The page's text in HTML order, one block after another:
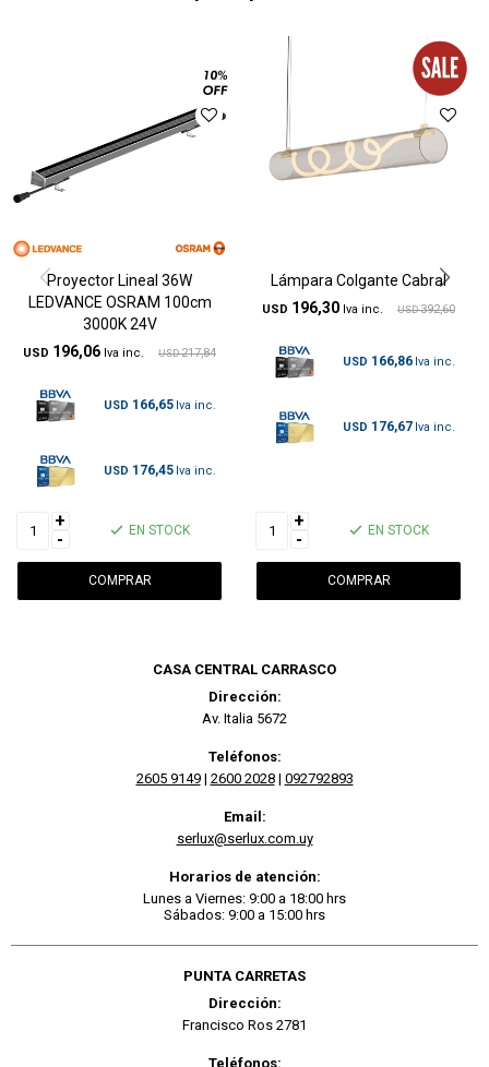
Proyector Lineal 36W
LEDVANCE OSRAM 100cm
3000K 24V
USD 196,06 USD 217,84
USD 166,65
USD 176,45
+
-
EN STOCK
Lámpara Colgante Cabral
USD 196,30 USD 392,60
USD 166,86
USD 176,67
+
-
EN STOCK
CASA CENTRAL CARRASCO
Dirección:
Av. Italia 5672
Teléfonos:
2605 9149| 2600 2028| 092792893
Email:
serlux@serlux.com.uy
Horarios de atención:
Lunes a Viernes: 9:00 a 18:00 hrs
Sábados: 9:00 a 15:00 hrs
PUNTA CARRETAS
Dirección:
Francisco Ros 2781
Teléfonos: